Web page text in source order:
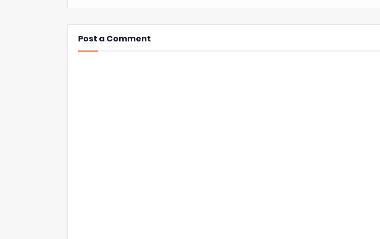
Post a Comment